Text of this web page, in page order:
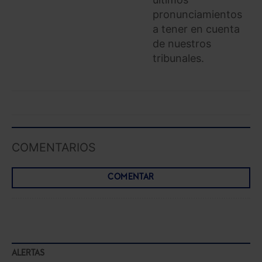
pronunciamientos
a tener en cuenta
de nuestros
tribunales.
COMENTARIOS
COMENTAR
ALERTAS